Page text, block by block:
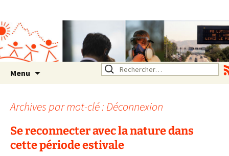
Rhône Alpes
Un environnement sain pour
la santé de tous
Menu Rechercher :
Archives par mot-clé : Déconnexion
Se reconnecter avec la nature dans
cette période estivale